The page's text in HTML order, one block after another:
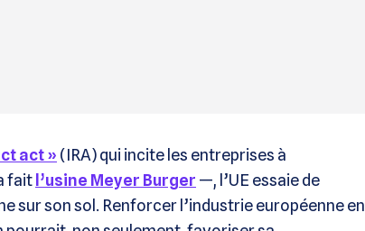
act » (IRA) qui incite les entreprises à
fait l’usine Meyer Burger —, l’UE essaie de
sur son sol. Renforcer l’industrie européenne en